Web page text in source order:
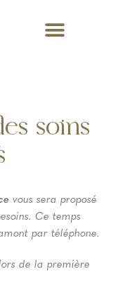
soins
vous sera proposé
Ce temps
par téléphone.
de la première